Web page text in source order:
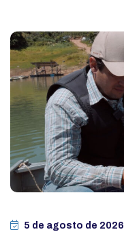
5 de agosto de 2026